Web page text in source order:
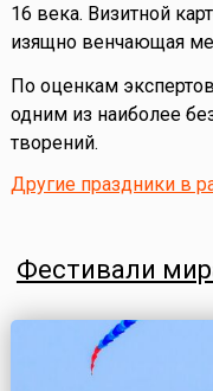
16 века. Визитной
изящно венчающая
По оценкам
одним из наиболее
творений.
Другие праздники в
Фестивали